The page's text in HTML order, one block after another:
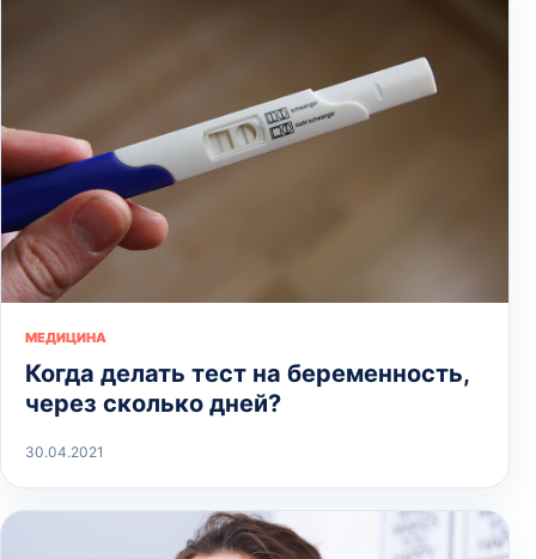
МЕДИЦИНА
Когда делать тест на беременность,
через сколько дней?
30.04.2021